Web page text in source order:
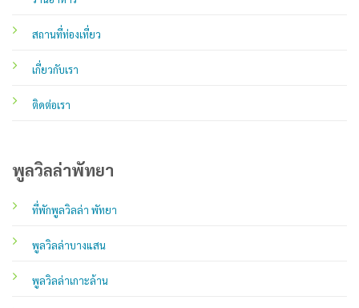
สถานที่ท่องเที่ยว
เกี่ยวกับเรา
ติดต่อเรา
พูลวิลล่าพัทยา
ที่พักพูลวิลล่า พัทยา
พูลวิลล่าบางแสน
พูลวิลล่าเกาะล้าน